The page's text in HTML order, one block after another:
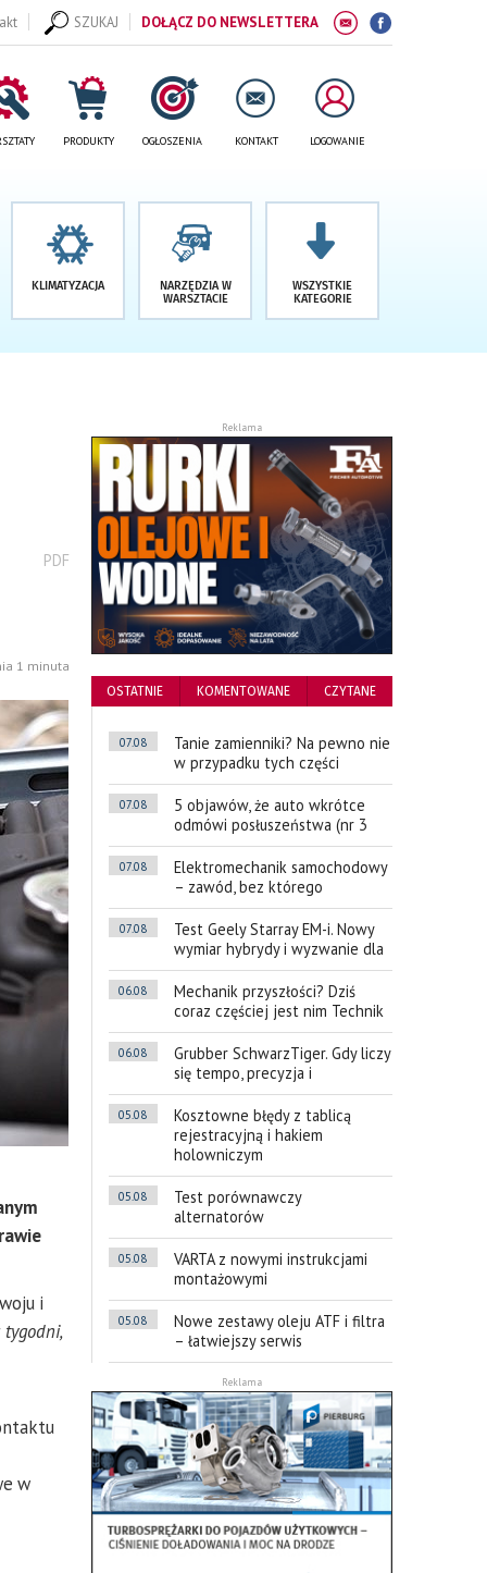
DOŁĄCZ DO NEWSLETTERA
SZUKAJ
PRODUKTY OGŁOSZENIA KONTAKT LOGOWANIE
KLIMATYZACJA
NARZĘDZIA W
WARSZTACIE
WSZYSTKIE
KATEGORIE
wydrukuj
podstronę
PDF
1 minuta
i
w
Reklama
OSTATNIE KOMENTOWANE CZYTANE
07.08
Tanie zamienniki? Na pewno nie
w przypadku tych części
07.08
5 objawów, że auto wkrótce
odmówi posłuszeństwa (nr 3
07.08
Elektromechanik samochodowy
– zawód, bez którego
07.08
Test Geely Starray EM-i. Nowy
wymiar hybrydy i wyzwanie dla
06.08
Mechanik przyszłości? Dziś
coraz częściej jest nim Technik
06.08
Grubber SchwarzTiger. Gdy liczy
się tempo, precyzja i
05.08
Kosztowne błędy z tablicą
rejestracyjną i hakiem
holowniczym
05.08
Test porównawczy
alternatorów
05.08
VARTA z nowymi instrukcjami
montażowymi
05.08
Nowe zestawy oleju ATF i filtra
– łatwiejszy serwis
Reklama